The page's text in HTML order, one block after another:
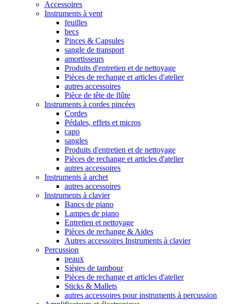
Accessoires
Instruments à vent
feuilles
becs
Pinces & Capsules
sangle de transport
amortisseurs
Produits d'entretien et de nettoyage
Pièces de rechange et articles d'atelier
autres accessoires
Pièce de tête de flûte
Instruments à cordes pincées
Cordes
Pédales, effets et micros
capo
sangles
Produits d'entretien et de nettoyage
Pièces de rechange et articles d'atelier
autres accessoires
Instruments à archet
autres accessoires
Instruments à clavier
Bancs de piano
Lampes de piano
Entretien et nettoyage
Pièces de rechange & Aides
Autres accessoires Instruments à clavier
Percussion
peaux
Sièges de tambour
Pièces de rechange et articles d'atelier
Sticks & Mallets
autres accessoires pour instruments à percussion